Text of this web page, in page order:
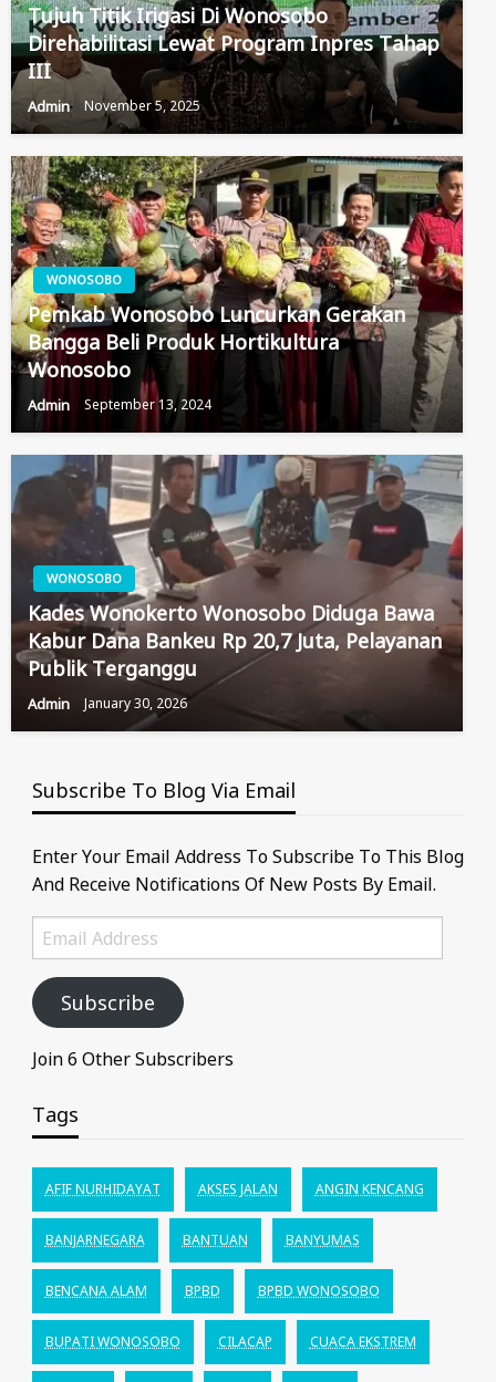
Tujuh Titik Irigasi Di Wonosobo
Direhabilitasi Lewat Program Inpres Tahap
III
Admin November 5, 2025
WONOSOBO
Pemkab Wonosobo Luncurkan Gerakan
Bangga Beli Produk Hortikultura
Wonosobo
Admin September 13, 2024
WONOSOBO
Kades Wonokerto Wonosobo Diduga Bawa
Kabur Dana Bankeu Rp 20,7 Juta, Pelayanan
Publik Terganggu
Admin January 30, 2026
Subscribe To Blog Via Email
Enter Your Email Address To Subscribe To This Blog
And Receive Notifications Of New Posts By Email.
Email
Address
Subscribe
Join 6 Other Subscribers
Tags
AFIF NURHIDAYAT AKSES JALAN ANGIN KENCANG
BANJARNEGARA BANTUAN BANYUMAS
BENCANA ALAM BPBD BPBD WONOSOBO
BUPATI WONOSOBO CILACAP CUACA EKSTREM